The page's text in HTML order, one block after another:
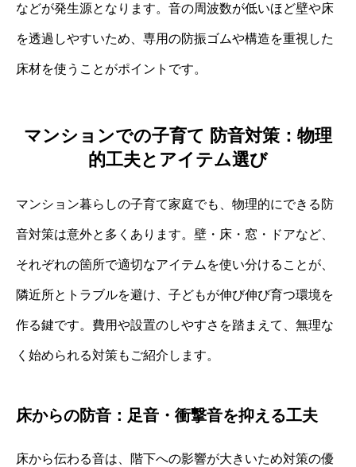
などが発生源となります。音の周波数が低いほど壁や床
を透過しやすいため、専用の防振ゴムや構造を重視した
床材を使うことがポイントです。
マンションでの子育て 防音対策：物理
的工夫とアイテム選び
マンション暮らしの子育て家庭でも、物理的にできる防
音対策は意外と多くあります。壁・床・窓・ドアなど、
それぞれの箇所で適切なアイテムを使い分けることが、
隣近所とトラブルを避け、子どもが伸び伸び育つ環境を
作る鍵です。費用や設置のしやすさを踏まえて、無理な
く始められる対策もご紹介します。
床からの防音：足音・衝撃音を抑える工夫
床から伝わる音は、階下への影響が大きいため対策の優